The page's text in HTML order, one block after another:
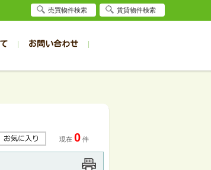
1R～1K
の2K～2LDK
1R～1K
の2K～2LDK
お問い合わせ
現在 0 件
売買物件検索 賃貸物件検索